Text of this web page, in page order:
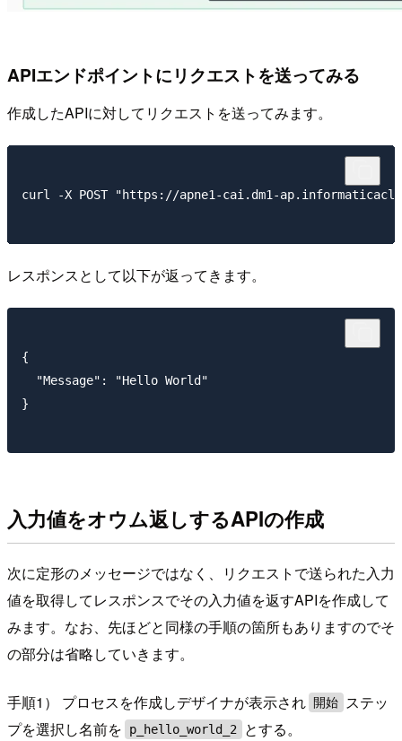
APIエンドポイントにリクエストを送ってみる
作成したAPIに対してリクエストを送ってみます。
curl -X POST "https://apne1-cai.dm1-
レスポンスとして以下が返ってきます。
{
  "Message": "Hello World"
}
入力値をオウム返しするAPIの作成
次に定形のメッセージではなく、リクエストで送られた入力
値を取得してレスポンスでその入力値を返すAPIを作成して
みます。なお、先ほどと同様の手順の箇所もありますのでそ
の部分は省略していきます。
手順1） プロセスを作成しデザイナが表示され 開始 ステッ
プを選択し名前を
p_hello_world_2 とする。